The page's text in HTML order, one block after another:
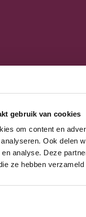
gebruik van cookies
om content en
Ook delen
analyse. Deze
ze hebben
, leverings- en